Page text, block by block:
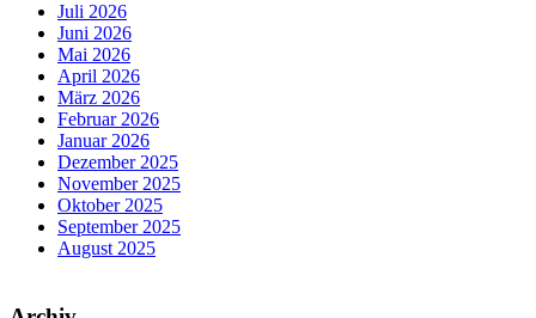
Juli 2026
Juni 2026
Mai 2026
April 2026
März 2026
Februar 2026
Januar 2026
Dezember 2025
November 2025
Oktober 2025
September 2025
August 2025